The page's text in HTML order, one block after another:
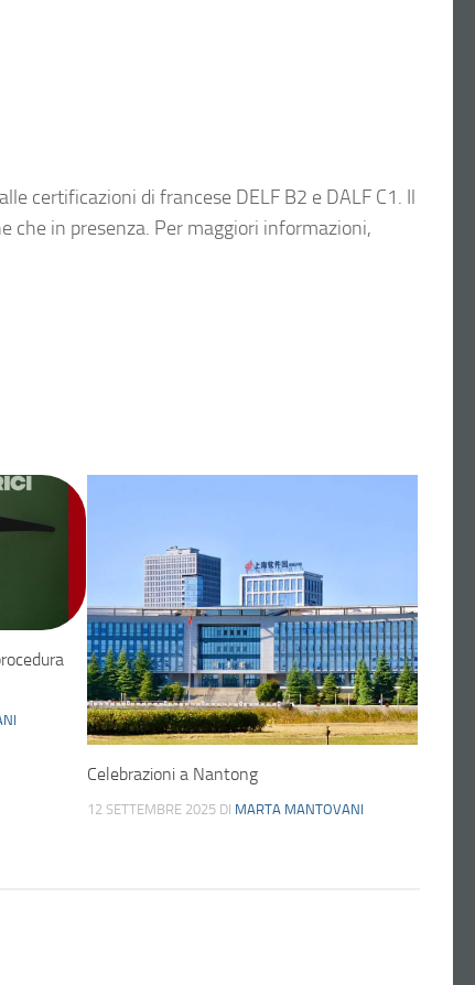
certificazioni di francese DELF B2 e DALF C1. Il
che in presenza. Per maggiori informazioni,
Celebrazioni a Nantong
12 SETTEMBRE 2025 DI MARTA MANTOVANI